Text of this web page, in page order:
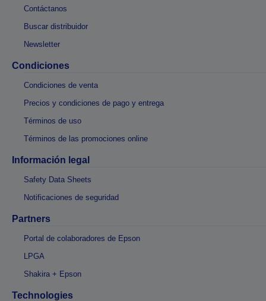
Contáctanos
Buscar distribuidor
Newsletter
Condiciones
Condiciones de venta
Precios y condiciones de pago y entrega
Términos de uso
Términos de las promociones online
Información legal
Safety Data Sheets
Notificaciones de seguridad
Partners
Portal de colaboradores de Epson
LPGA
Shakira + Epson
Technologies